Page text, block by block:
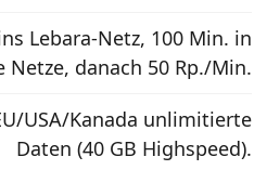
Lebara-Netz, 100 Min. in
Netze, danach 50 Rp./Min.
USA/Kanada unlimitierte
Daten (40 GB Highspeed).